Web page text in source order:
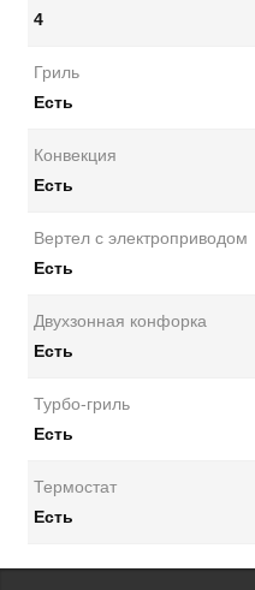
4
Гриль
Есть
Конвекция
Есть
Вертел с электроприводом
Есть
Двухзонная конфорка
Есть
Турбо-гриль
Есть
Термостат
Есть